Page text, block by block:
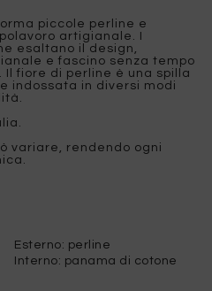
piccole perline e
artigianale. I
esaltano il design,
e fascino senza tempo
Il fiore di perline è una spilla
indossata in diversi modi
variare, rendendo ogni
Esterno: perline
Interno: panama di cotone